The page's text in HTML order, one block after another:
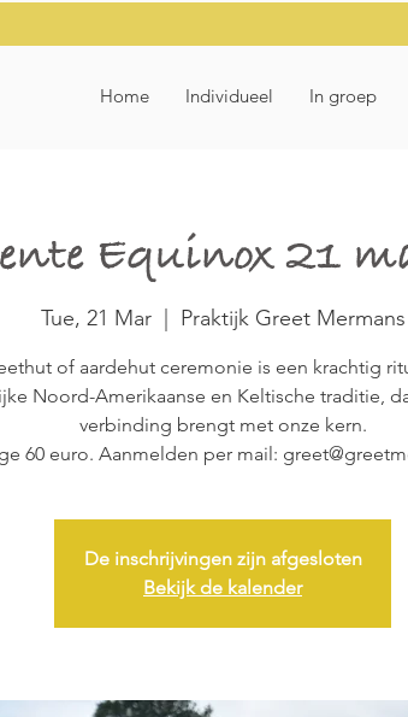
Home Individueel In groep
Equinox 21
Tue, 21 Mar
  |
Praktijk Greet Mermans
of aardehut ceremonie is een krachtig
Noord-Amerikaanse en Keltische traditie,
verbinding brengt met onze kern.
60 euro. Aanmelden per mail:
De inschrijvingen zijn afgesloten
Bekijk de kalender